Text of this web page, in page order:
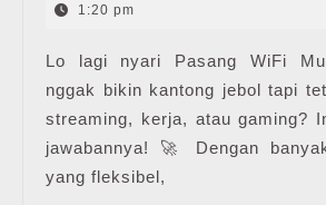
1:20 pm
Lo lagi nyari Pasang WiFi
nggak bikin kantong jebol tapi
streaming, kerja, atau gaming?
jawabannya! 🚀 Dengan
yang fleksibel,